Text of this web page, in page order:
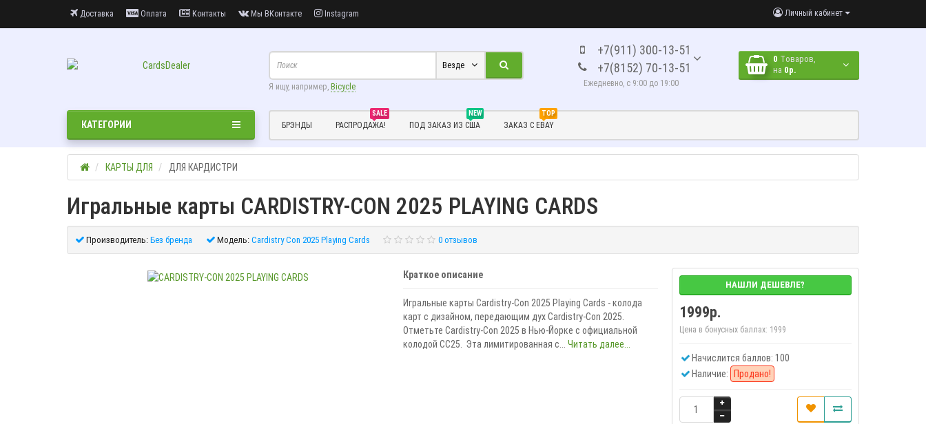
Доставка Оплата Контакты Мы ВКонтакте Instagram Личный кабинет
+7(911) 300-13-51
+7(8152) 70-13-51
Ежедневно, с 9:00 до 19:00
0 Tоваров,
на 0р.
Везде
Я ищу, например, Bicycle
БРЭНДЫ
SALE
РАСПРОДАЖА!
NEW
ПОД ЗАКАЗ ИЗ США
TOP
ЗАКАЗ С EBAY
КАТЕГОРИИ
КАРТЫ ДЛЯ ДЛЯ КАРДИСТРИ
Игральные карты CARDISTRY-CON 2025 PLAYING CARDS
Производитель: Без бренда Модель: Cardistry Con 2025 Playing Cards 0 отзывов
Краткое описание
Игральные карты Cardistry-Con 2025 Playing Cards - колода
карт с дизайном, передающим дух Cardistry-Con 2025.
Отметьте Cardistry-Con 2025 в Нью-Йорке с официальной
колодой CC25. Эта лимитированная с... Читать далее...
НАШЛИ ДЕШЕВЛЕ?
1999р.
Цена в бонусных баллах: 1999
Начислится баллов: 100
Наличие: Продано!